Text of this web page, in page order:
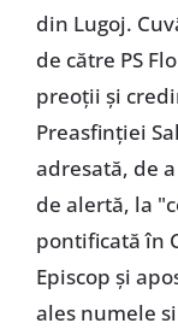
din Lugoj.
de către PS
preoții și
Preasfinției
adresată, de
de alertă, la
pontificată în
Episcop și
ales numele